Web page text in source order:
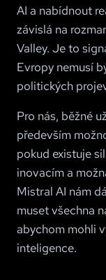
AI a nabídnout
závislá na
Valley. Je to
Evropy nemusí
politických
Pro nás, běžné
především
pokud existuje
inovacím a
Mistral AI nám
muset všechna
abychom mohli
inteligence.